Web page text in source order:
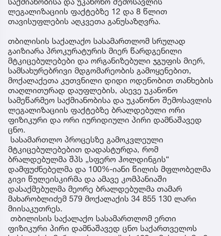
ლეგალიზაციის ფაქტებზე 12 და 8 წლით
თავისუფლების აღკვეთა განუსაზღვრა.
თბილისის საქალაქო სასამართლომ სრულად
გაიზიარა პროკურატურის მიერ წარდგენილი
მტკიცებულებები და ორგანიზებული ჯგუფის მიერ,
სამსახურებრივი მდგომარეობის გამოყენებით,
მოქალაქეთა კუთვნილი დიდი ოდენობით თანხების
თაღლითურად დაუფლების, ასევე უკანონო
სამეწარმეო საქმიანობისა და უკანონო შემოსავლის
ლეგალიზაციის ფაქტებზე ბრალდებული ორი
ფიზიკური და ორი იურიდიული პირი დამნაშავედ
ცნო.
სასამართლო პროცესზე გამოკვლეული
მტკიცებულებებით დადასტურდა, რომ
ბრალდებულმა შპს „სფერო ჰოლდინგის“
დამფუძნებელმა და 100%-იანი წილის მფლობელმა
გივი წულეისკირმა და ამავე კომპანიაში
დასაქმებულმა მეორე ბრალდებულმა თამარ
მახარობლიძემ 579 მოქალაქის 34 855 130 ლარი
მიისაკუთრეს.
თბილისის საქალაქო სასამართლომ ერთი
ფიზიკური პირი დამნაშავედ ცნო საქართველოს